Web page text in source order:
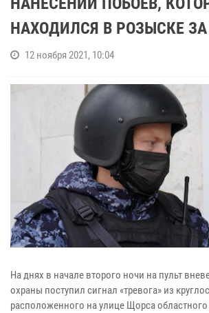
НАХОДИЛСЯ В РОЗЫСКЕ
12 ноября 2021, 10:04
На днях в начале второго ночи на пульт
охраны поступил сигнал «тревога» из
расположенного на улице Щорса